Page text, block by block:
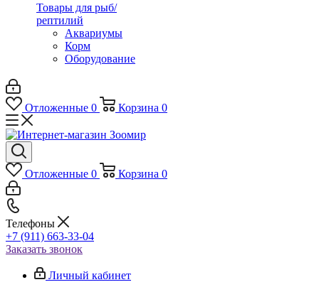
Товары для рыб/
рептилий
Аквариумы
Корм
Оборудование
Отложенные 0 Корзина 0
Отложенные 0 Корзина 0
Телефоны
+7 (911) 663-33-04
Заказать звонок
Личный кабинет